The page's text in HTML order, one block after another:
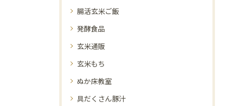
腸活玄米ご飯
発酵食品
玄米通販
玄米もち
ぬか床教室
具だくさん豚汁